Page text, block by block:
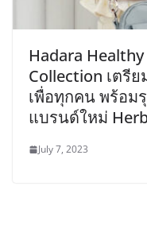
Hadara
Collection เตรี
เพื่อทุกคน พร้อม
แบรนด์ใหม่
July 7, 2023